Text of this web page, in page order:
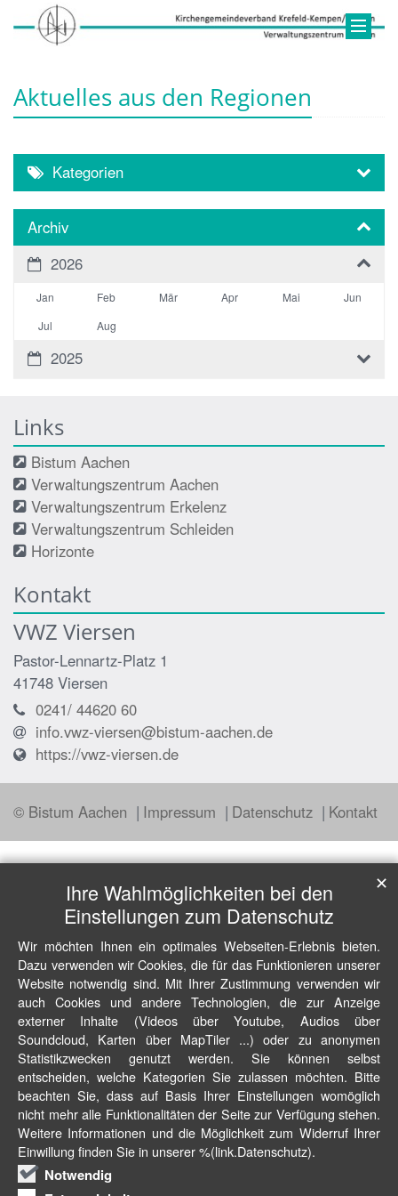
Aktuelles aus den Regionen
Kategorien
Archiv
2026
Jan Feb Mär Apr Mai
Jun
Jul
Aug
2025
Links
Bistum Aachen
Verwaltungszentrum Aachen
Verwaltungszentrum Erkelenz
Verwaltungszentrum Schleiden
Horizonte
Kontakt
VWZ Viersen
Pastor-Lennartz-Platz 1
41748 Viersen
0241/ 44620 60
info.vwz-viersen@bistum-aachen.de
https://vwz-viersen.de
© Bistum Aachen Impressum Datenschutz Kontakt
Ihre Wahlmöglichkeiten bei den
Einstellungen zum Datenschutz
Wir möchten Ihnen ein optimales Webseiten-Erlebnis bieten.
Dazu verwenden wir Cookies, die für das Funktionieren unserer
Website notwendig sind. Mit Ihrer Zustimmung verwenden wir
auch Cookies und andere Technologien, die zur Anzeige
externer Inhalte (Videos über Youtube, Audios über
Soundcloud, Karten über MapTiler ...) oder zu anonymen
Statistikzwecken genutzt werden. Sie können selbst
entscheiden, welche Kategorien Sie zulassen möchten. Bitte
beachten Sie, dass auf Basis Ihrer Einstellungen womöglich
nicht mehr alle Funktionalitäten der Seite zur Verfügung stehen.
Weitere Informationen und die Möglichkeit zum Widerruf Ihrer
Einwillung finden Sie in unserer %(link.Datenschutz).
Notwendig
✕